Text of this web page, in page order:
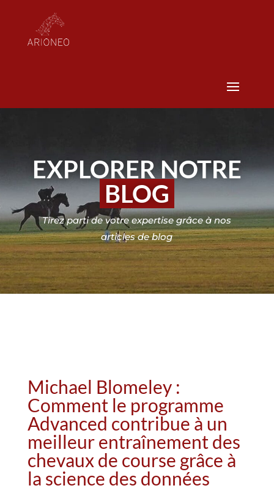
EXPLORER NOTRE
BLOG
Tirez parti de votre expertise grâce à nos
articles de blog
Michael Blomeley :
Comment le programme
Advanced contribue à un
meilleur entraînement des
chevaux de course grâce à
la science des données